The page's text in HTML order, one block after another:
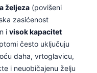
željeza (povišeni
zasićenost
i visok kapacitet
često uključuju
daha, vrtoglavicu,
i neuobičajenu želju